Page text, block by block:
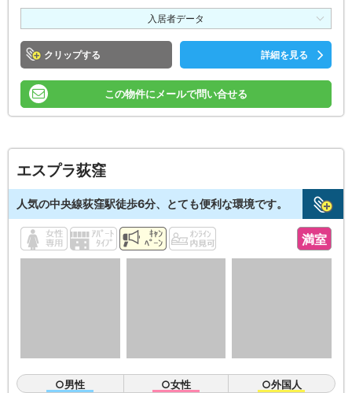
入居者データ
クリップ 詳細を見る
この物件にメールで問い合せる
エスプラ荻窪
人気の中央線荻窪駅徒歩6分、とても便利な環境です。
満室
○男性 ○女性 ○外国人